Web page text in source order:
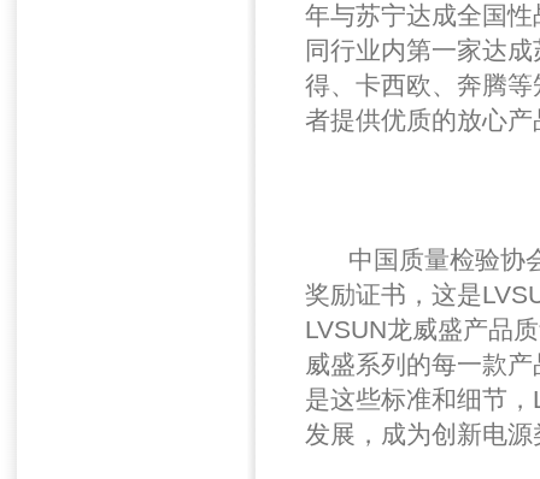
年与苏宁达成全国
同行业内第一家达
得、卡西欧、奔腾
者提供优质的放心产
中国质量检验协会
奖励证书，这是
LVSUN龙威盛产品
威盛系列的每一款
是这些标准和细节
发展，成为创新电